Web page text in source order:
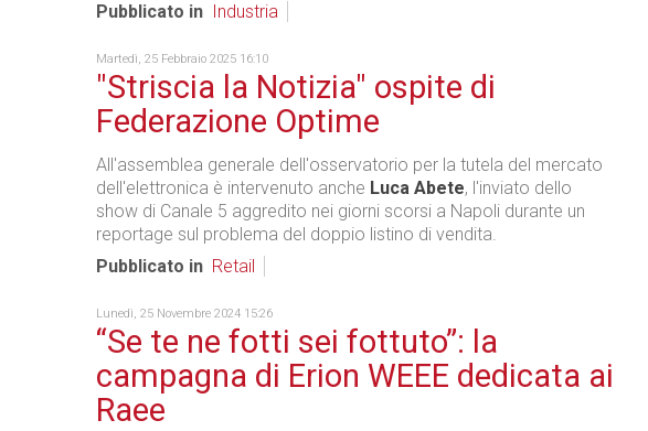
Pubblicato in
Industria
Martedì, 25 Febbraio 2025 16:10
"Striscia la Notizia" ospite di
Federazione Optime
All'assemblea generale dell'osservatorio per la tutela del mercato
dell'elettronica è intervenuto anche Luca Abete, l'inviato dello
show di Canale 5 aggredito nei giorni scorsi a Napoli durante un
reportage sul problema del doppio listino di vendita.
Pubblicato in Retail
Lunedì, 25 Novembre 2024 15:26
“Se te ne fotti sei fottuto”: la
campagna di Erion WEEE dedicata ai
Raee